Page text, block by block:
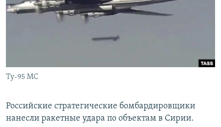
РАСПИСАНИЕ ВЕЩАНИЯ
Все сайты РСЕ/РС
Ту-95 МС
Российские стратегические бомбардировщики
нанесли ракетные удара по объектам в Сирии.